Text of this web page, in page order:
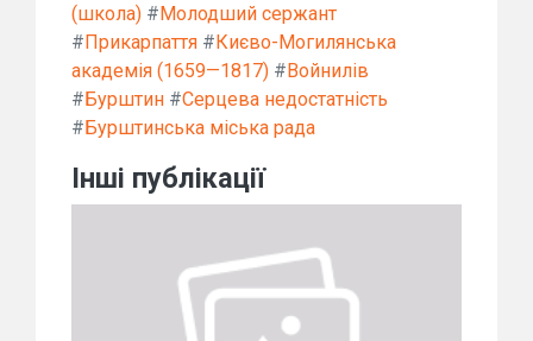
(школа) #Молодший сержант
#Прикарпаття #Києво-Могилянська
академія (1659—1817) #Войнилів
#Бурштин #Серцева недостатність
#Бурштинська міська рада
Інші публікації